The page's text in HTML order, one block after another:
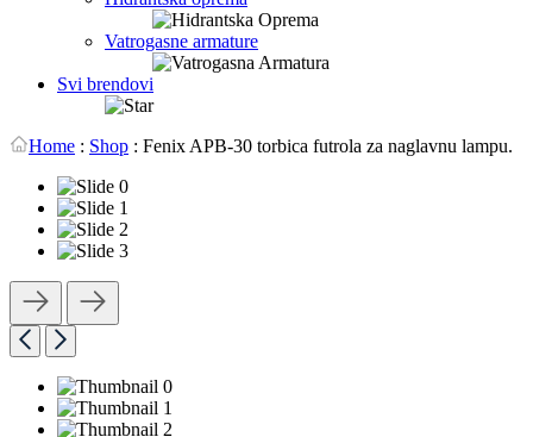
Vatrogasne armature
Svi brendovi
Home : Shop : Fenix APB-30 torbica futrola za naglavnu lampu.